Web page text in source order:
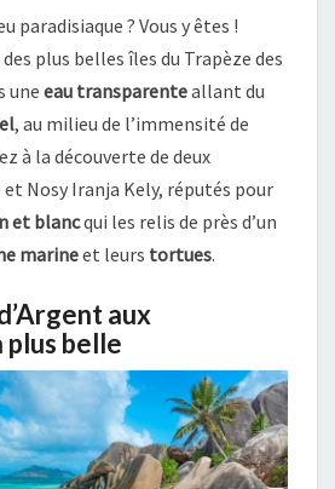
paradisiaque ? Vous y êtes !
plus belles îles du Trapèze des
une eau transparenteallant du
, au milieu de l’immensité de
à la découverte de deux
Nosy Iranja Kely, réputés pour
et blancqui les relis de près d’un
marineet leurs tortues.
aux
plus belle